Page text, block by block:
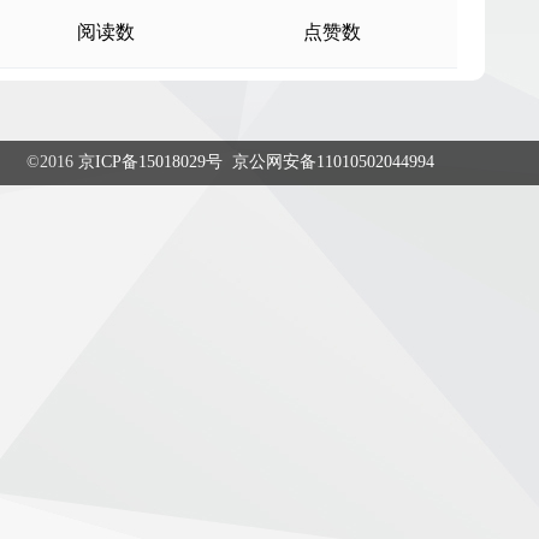
阅读数 点赞数
©2016 京ICP备15018029号 京公网安备11010502044994